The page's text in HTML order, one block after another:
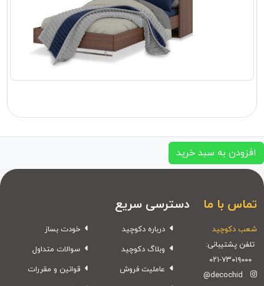
افزودن به سبد خرید
تماس با ما
شعب دکوچید
تلفن پشتیبانی:
۰۲۱-۷۳۰۱۹۰۰۰
@decochid
دسترسی سریع
درباره دکوچید
وبلاگ دکوچید
عاملیت فروش
خودت بساز
سوالات متداول
قوانین و مقررات